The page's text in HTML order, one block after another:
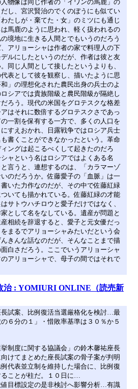
物像は同じ作者の「イワンの馬鹿」の
し、宮沢賢治のでくのぼうにも似てい
たしが・棄てた・女」のミツにも通じ
馬鹿のように思われ、軽く扱われるの
境地に生きる人間とでもいうのだろう
アリョーシャは作者の家で料理人の下
ルにしたというのだが、作者は彼と友
同じ人間として接したというよりも、
表として彼を観察し、描いたように思
」の理想化された農民出身の兵士のよ
シアでは貴族階級と農民階級が隔絶し
ろう。現代の米国をグロテスクな格差
はそれに数倍するグロテスクさであっ
一割を保有する一方で、多くの人口を
すえおかれ、日露戦争ではロシア兵士
書くことができなかったという。革命
ングは起こるべくして起きたのだろ
ャという名はロシアではよくある名
言うと、連想するのは、「カラマーゾ
のだろうか。佐藤愛子の「血脈」は一
いた力作なのだが、その中で佐藤紅緑
いても描かれている。佐藤紅緑の才能
サトウハチロウと愛子だけではなく、
として名をなしている。遺産が問題と
相続を辞退すると、愛子と元女優だっ
まるでアリョーシャみたいだという会
きんな話なのだが、そんなことまで描
白さだろう。ここでいうアリョーシャ
アリョーシャで、母子の間ではそれで
治 : YOMIURI ONLINE（読売新
試案、比例復活当選厳格化を検討…最
６分の１」・惜敗率基準は３０％か５
制度に関する協議会」の鈴木馨祐座長
向けてまとめた座長試案の骨子案が判明
代表並立制を維持した場合に、比例復
ことが柱だ。１０日に…
目標設定の是非検討へ影響分析…有識